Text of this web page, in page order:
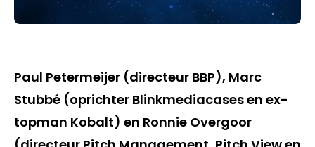
Paul Petermeijer (directeur BBP), Marc
Stubbé (oprichter Blinkmediacases en ex-
topman Kobalt) en Ronnie Overgoor